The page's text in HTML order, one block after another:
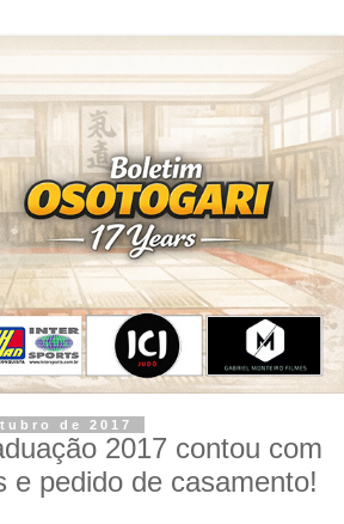
de 2017
2017 contou com
e pedido de casamento!